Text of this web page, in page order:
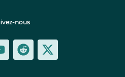
nous